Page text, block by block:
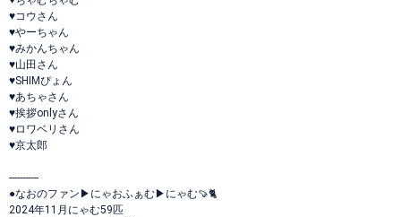
♥コウさん
♥やーちゃん
♥みかんちゃん
♥山田さん
♥SHIMぴょん
♥あちゃさん
♥挨拶onlyさん
♥ロワベリさん
♥京太郎
-----------
●なおのファン▶︎にゃおふぁむ▶︎にゃむ🍠🐈
2024年11月にゃむ59匹